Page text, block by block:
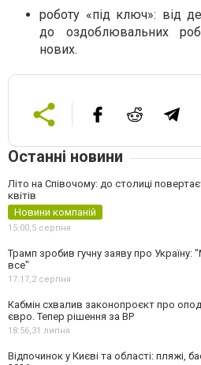
роботу «під ключ»: від
до оздоблювальних
нових.
Останні новини
Літо на Співочому: до столиці
квітів
Новини компаній
15:00,5 серпня
Трамп зробив гучну заяву про
все"
17:17,2 серпня
Кабмін схвалив законопроєкт про
євро. Тепер рішення за ВР
18:56,31 липня
Відпочинок у Києві та області: пляжі,